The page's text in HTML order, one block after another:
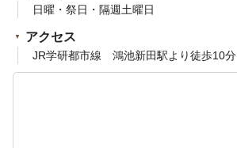
日曜・祭日・隔週土曜日
アクセス
JR学研都市線 鴻池新田駅より徒歩10分